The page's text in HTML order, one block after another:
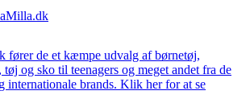
fører de et kæmpe udvalg af børnetøj,
og sko til teenagers og meget andet fra de
internationale brands. Klik her for at se